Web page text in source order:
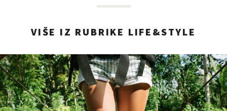
VIŠE IZ RUBRIKE LIFE&STYLE